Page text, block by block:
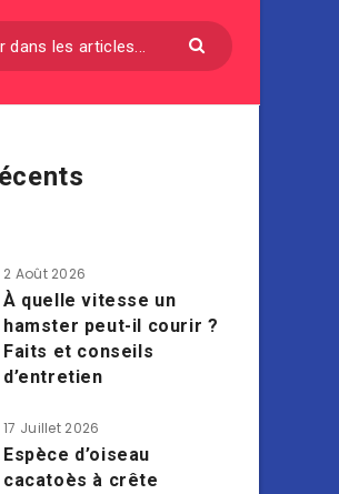
2 Août 2026
À quelle vitesse un
hamster peut-il courir ?
Faits et conseils
d’entretien
17 Juillet 2026
Espèce d’oiseau
cacatoès à crête